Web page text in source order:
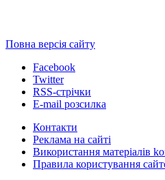
Повна версія сайту
Facebook
Twitter
RSS-стрічки
E-mail розсилка
Контакти
Реклама на сайті
Використання матеріалів
Правила користування